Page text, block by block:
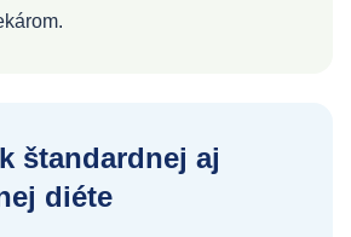
štandardnej aj
diéte